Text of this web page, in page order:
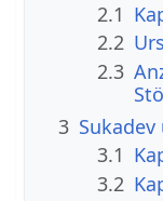
2.1
2.2
2.3
3 Sukadev
3.1
3.2